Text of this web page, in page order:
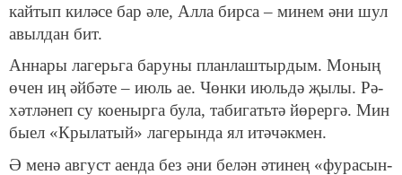
кай­тып ки­лә­се бар әле, Ал­ла ­бир­са – ми­нем әни шул
авыл­дан бит.
Ан­на­ры ла­герь­га ба­ру­ны план­лаш­тыр­дым. Мо­ның
өчен иң әй­бә­те – июль ае. Чөн­ки июль­дә җы­лы. Рә­
хәт­лә­неп су ко­е­ныр­га бу­ла, та­би­гать­тә йө­рер­гә. Мин
бы­ел «К­ры­ла­тый» ла­ге­рын­да ял итә­чәк­мен.
Ә ме­нә ав­густ аен­да без әни бе­лән әти­нең «фу­ра­сын­